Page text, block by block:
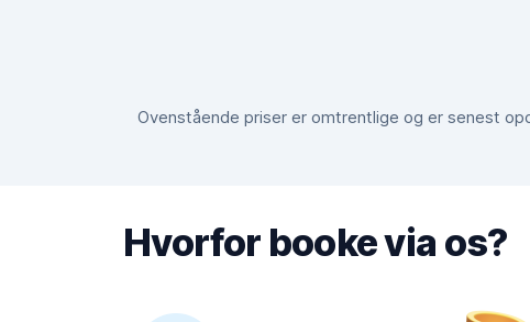
Ovenstående priser er omtrentlige og er senest
Hvorfor booke via os?